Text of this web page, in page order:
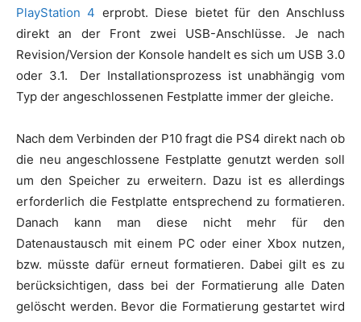
PlayStation 4 erprobt. Diese bietet für den Anschluss
direkt an der Front zwei USB-Anschlüsse. Je nach
Revision/Version der Konsole handelt es sich um USB 3.0
oder 3.1. Der Installationsprozess ist unabhängig vom
Typ der angeschlossenen Festplatte immer der gleiche.
Nach dem Verbinden der P10 fragt die PS4 direkt nach ob
die neu angeschlossene Festplatte genutzt werden soll
um den Speicher zu erweitern. Dazu ist es allerdings
erforderlich die Festplatte entsprechend zu formatieren.
Danach kann man diese nicht mehr für den
Datenaustausch mit einem PC oder einer Xbox nutzen,
bzw. müsste dafür erneut formatieren. Dabei gilt es zu
berücksichtigen, dass bei der Formatierung alle Daten
gelöscht werden. Bevor die Formatierung gestartet wird